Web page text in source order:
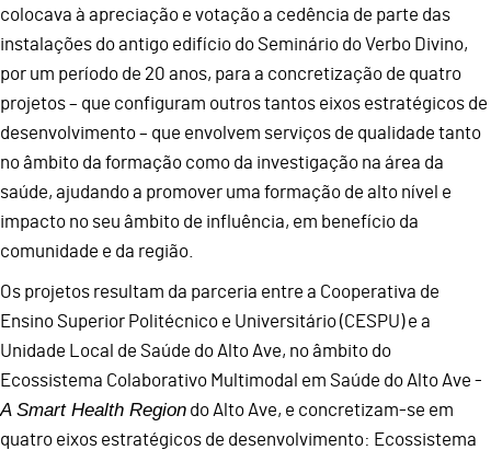
colocava à apreciação e votação a cedência de parte das
instalações do antigo edifício do Seminário do Verbo Divino,
por um período de 20 anos, para a concretização de quatro
projetos – que configuram outros tantos eixos estratégicos de
desenvolvimento – que envolvem serviços de qualidade tanto
no âmbito da formação como da investigação na área da
saúde, ajudando a promover uma formação de alto nível e
impacto no seu âmbito de influência, em benefício da
comunidade e da região.
Os projetos resultam da parceria entre a Cooperativa de
Ensino Superior Politécnico e Universitário (CESPU) e a
Unidade Local de Saúde do Alto Ave, no âmbito do
Ecossistema Colaborativo Multimodal em Saúde do Alto Ave -
A Smart Health Region do Alto Ave, e concretizam-se em
quatro eixos estratégicos de desenvolvimento: Ecossistema